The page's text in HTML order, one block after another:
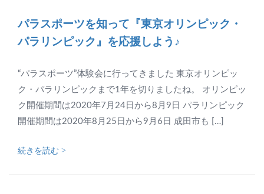
パラスポーツを知って『東京オリンピック・
パラリンピック』を応援しよう♪
“パラスポーツ”体験会に行ってきました 東京オリンピッ
ク・パラリンピックまで1年を切りましたね。 オリンピッ
ク開催期間は2020年7月24日から8月9日 パラリンピック
開催期間は2020年8月25日から9月6日 成田市も […]
続きを読む >